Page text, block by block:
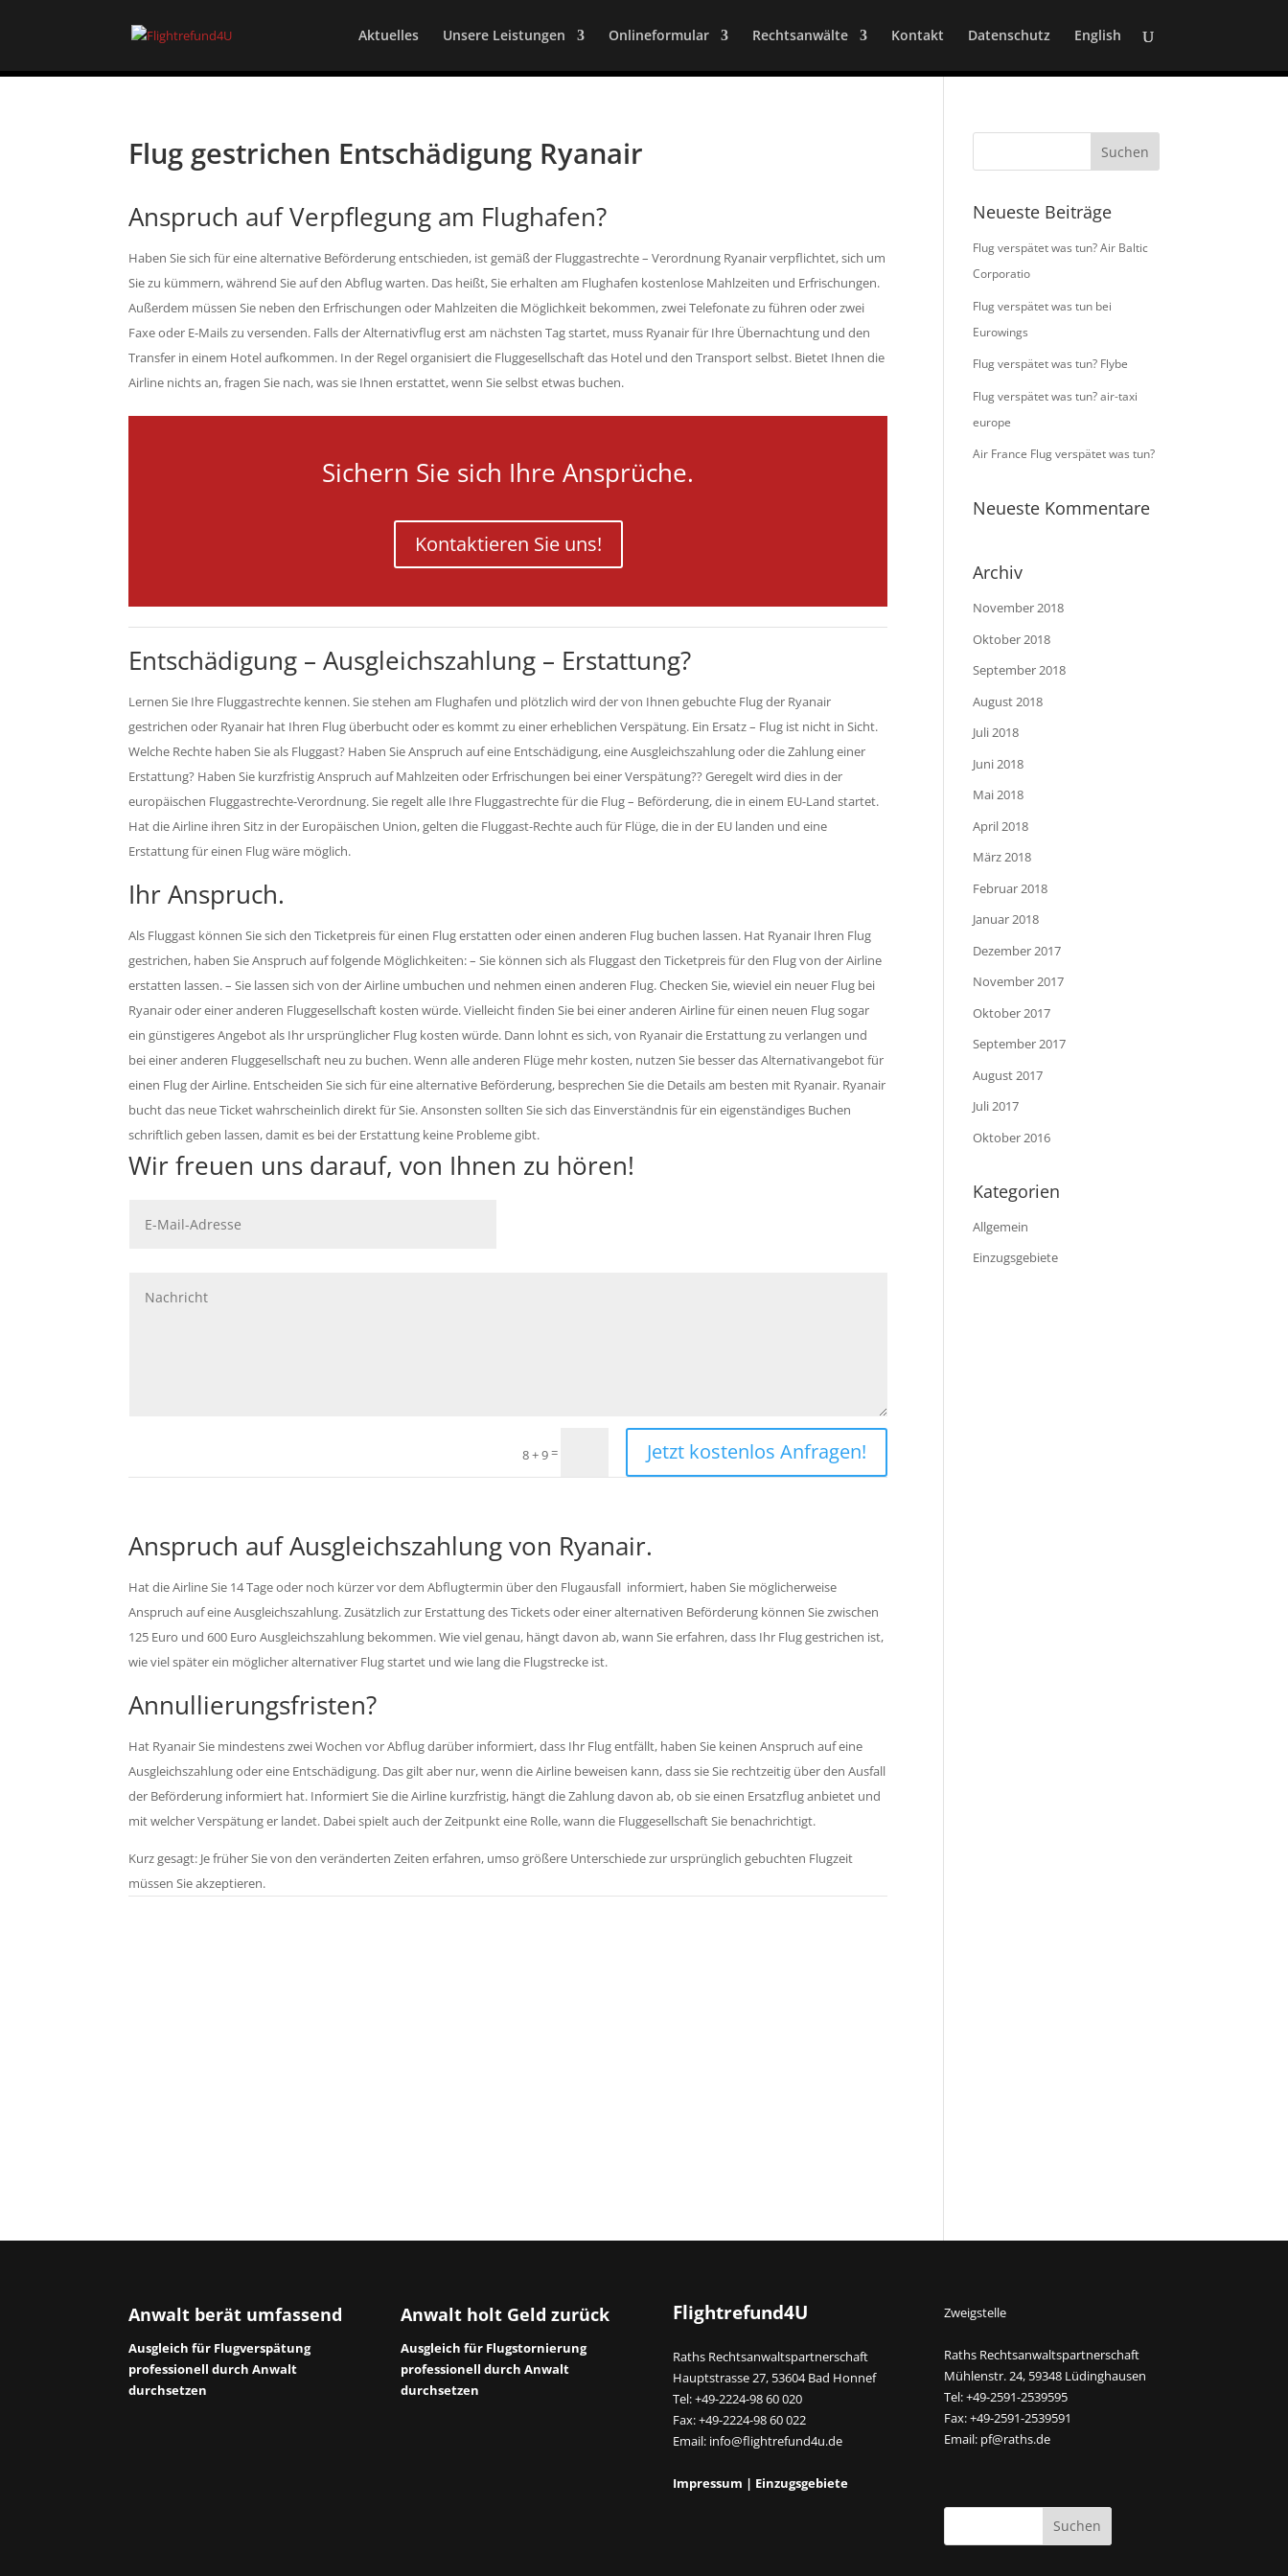
Aktuelles Unsere Leistungen Onlineformular Rechtsanwälte Kontakt Datenschutz English
Flug gestrichen Entschädigung Ryanair
Anspruch auf Verpflegung am Flughafen?
Haben Sie sich für eine alternative Beförderung entschieden, ist gemäß der Fluggastrechte – Verordnung Ryanair verpflichtet, sich um
Sie zu kümmern, während Sie auf den Abflug warten. Das heißt, Sie erhalten am Flughafen kostenlose Mahlzeiten und Erfrischungen.
Außerdem müssen Sie neben den Erfrischungen oder Mahlzeiten die Möglichkeit bekommen, zwei Telefonate zu führen oder zwei
Faxe oder E-Mails zu versenden. Falls der Alternativflug erst am nächsten Tag startet, muss Ryanair für Ihre Übernachtung und den
Transfer in einem Hotel aufkommen. In der Regel organisiert die Fluggesellschaft das Hotel und den Transport selbst. Bietet Ihnen die
Airline nichts an, fragen Sie nach, was sie Ihnen erstattet, wenn Sie selbst etwas buchen.
Sichern Sie sich Ihre Ansprüche.
Kontaktieren Sie uns!
Entschädigung – Ausgleichszahlung – Erstattung?
Lernen Sie Ihre Fluggastrechte kennen. Sie stehen am Flughafen und plötzlich wird der von Ihnen gebuchte Flug der Ryanair
gestrichen oder Ryanair hat Ihren Flug überbucht oder es kommt zu einer erheblichen Verspätung. Ein Ersatz – Flug ist nicht in Sicht.
Welche Rechte haben Sie als Fluggast? Haben Sie Anspruch auf eine Entschädigung, eine Ausgleichszahlung oder die Zahlung einer
Erstattung? Haben Sie kurzfristig Anspruch auf Mahlzeiten oder Erfrischungen bei einer Verspätung?? Geregelt wird dies in der
europäischen Fluggastrechte-Verordnung. Sie regelt alle Ihre Fluggastrechte für die Flug – Beförderung, die in einem EU-Land startet.
Hat die Airline ihren Sitz in der Europäischen Union, gelten die Fluggast-Rechte auch für Flüge, die in der EU landen und eine
Erstattung für einen Flug wäre möglich.
Ihr Anspruch.
Als Fluggast können Sie sich den Ticketpreis für einen Flug erstatten oder einen anderen Flug buchen lassen. Hat Ryanair Ihren Flug
gestrichen, haben Sie Anspruch auf folgende Möglichkeiten: – Sie können sich als Fluggast den Ticketpreis für den Flug von der Airline
erstatten lassen. – Sie lassen sich von der Airline umbuchen und nehmen einen anderen Flug. Checken Sie, wieviel ein neuer Flug bei
Ryanair oder einer anderen Fluggesellschaft kosten würde. Vielleicht finden Sie bei einer anderen Airline für einen neuen Flug sogar
ein günstigeres Angebot als Ihr ursprünglicher Flug kosten würde. Dann lohnt es sich, von Ryanair die Erstattung zu verlangen und
bei einer anderen Fluggesellschaft neu zu buchen. Wenn alle anderen Flüge mehr kosten, nutzen Sie besser das Alternativangebot für
einen Flug der Airline. Entscheiden Sie sich für eine alternative Beförderung, besprechen Sie die Details am besten mit Ryanair. Ryanair
bucht das neue Ticket wahrscheinlich direkt für Sie. Ansonsten sollten Sie sich das Einverständnis für ein eigenständiges Buchen
schriftlich geben lassen, damit es bei der Erstattung keine Probleme gibt.
Wir freuen uns darauf, von Ihnen zu hören!
8 + 9= Jetzt kostenlos Anfragen!
Anspruch auf Ausgleichszahlung von Ryanair.
Hat die Airline Sie 14 Tage oder noch kürzer vor dem Abflugtermin über den Flugausfall informiert, haben Sie möglicherweise
Anspruch auf eine Ausgleichszahlung. Zusätzlich zur Erstattung des Tickets oder einer alternativen Beförderung können Sie zwischen
125 Euro und 600 Euro Ausgleichszahlung bekommen. Wie viel genau, hängt davon ab, wann Sie erfahren, dass Ihr Flug gestrichen ist,
wie viel später ein möglicher alternativer Flug startet und wie lang die Flugstrecke ist.
Annullierungsfristen?
Hat Ryanair Sie mindestens zwei Wochen vor Abflug darüber informiert, dass Ihr Flug entfällt, haben Sie keinen Anspruch auf eine
Ausgleichszahlung oder eine Entschädigung. Das gilt aber nur, wenn die Airline beweisen kann, dass sie Sie rechtzeitig über den Ausfall
der Beförderung informiert hat. Informiert Sie die Airline kurzfristig, hängt die Zahlung davon ab, ob sie einen Ersatzflug anbietet und
mit welcher Verspätung er landet. Dabei spielt auch der Zeitpunkt eine Rolle, wann die Fluggesellschaft Sie benachrichtigt.
Kurz gesagt: Je früher Sie von den veränderten Zeiten erfahren, umso größere Unterschiede zur ursprünglich gebuchten Flugzeit
müssen Sie akzeptieren.
Neueste Beiträge
Flug verspätet was tun? Air Baltic
Corporatio
Flug verspätet was tun bei
Eurowings
Flug verspätet was tun? Flybe
Flug verspätet was tun? air-taxi
europe
Air France Flug verspätet was tun?
Neueste Kommentare
Archiv
November 2018
Oktober 2018
September 2018
August 2018
Juli 2018
Juni 2018
Mai 2018
April 2018
März 2018
Februar 2018
Januar 2018
Dezember 2017
November 2017
Oktober 2017
September 2017
August 2017
Juli 2017
Oktober 2016
Kategorien
Allgemein
Einzugsgebiete
Anwalt berät umfassend
Ausgleich für Flugverspätung
professionell durch Anwalt
durchsetzen
Anwalt holt Geld zurück
Ausgleich für Flugstornierung
professionell durch Anwalt
durchsetzen
Flightrefund4U
Raths Rechtsanwaltspartnerschaft
Hauptstrasse 27, 53604 Bad Honnef
Tel: +49-2224-98 60 020
Fax: +49-2224-98 60 022
Email: info@flightrefund4u.de
Impressum | Einzugsgebiete
Zweigstelle
Raths Rechtsanwaltspartnerschaft
Mühlenstr. 24, 59348 Lüdinghausen
Tel: +49-2591-2539595
Fax: +49-2591-2539591
Email: pf@raths.de